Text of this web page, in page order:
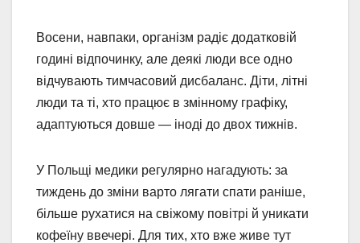
Восени, навпаки, організм радіє додатковій
годині відпочинку, але деякі люди все одно
відчувають тимчасовий дисбаланс. Діти, літні
люди та ті, хто працює в змінному графіку,
адаптуються довше — іноді до двох тижнів.
У Польщі медики регулярно нагадують: за
тиждень до зміни варто лягати спати раніше,
більше рухатися на свіжому повітрі й уникати
кофеїну ввечері. Для тих, хто вже живе тут